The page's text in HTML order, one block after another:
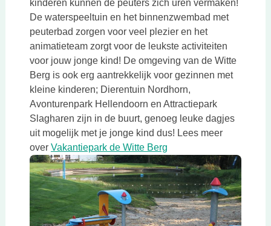
kinderen kunnen de peuters zich uren vermaken!
De waterspeeltuin en het binnenzwembad met
peuterbad zorgen voor veel plezier en het
animatieteam zorgt voor de leukste activiteiten
voor jouw jonge kind! De omgeving van de Witte
Berg is ook erg aantrekkelijk voor gezinnen met
kleine kinderen; Dierentuin Nordhorn,
Avonturenpark Hellendoorn en Attractiepark
Slagharen zijn in de buurt, genoeg leuke dagjes
uit mogelijk met je jonge kind dus! Lees meer
over Vakantiepark de Witte BergDeze link opent in een